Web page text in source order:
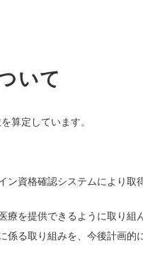
いて
算定しています。
ン資格確認システムにより取
を提供できるように取り組
係る取り組みを、今後計画的